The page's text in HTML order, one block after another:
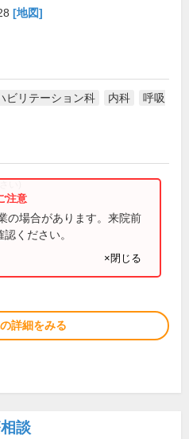
[地図]
ビリテーション科 内科
呼吸
い)
の場合があります。来院前
ください。
×閉じる
詳細をみる
談